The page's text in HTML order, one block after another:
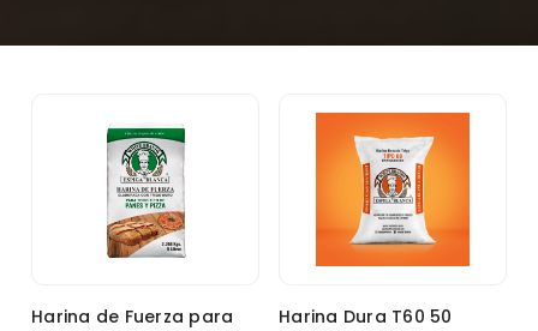
Harina de Fuerza para
Harina Dura T60 50